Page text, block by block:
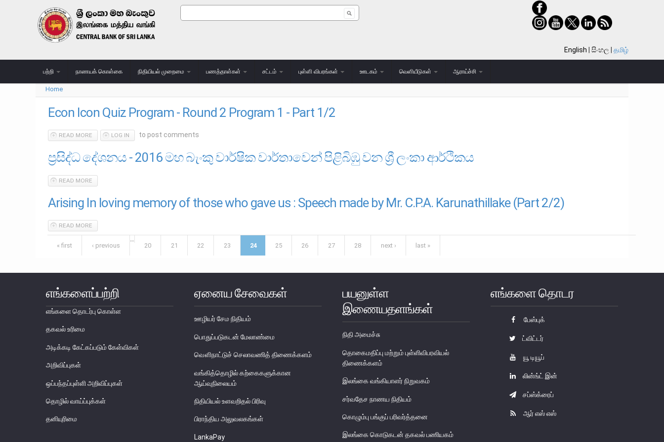
Search form
English සිංහල தமிழ்
பற்றி நாணயக் கொள்கை நிதியியல் முறைமை பணத்தாள்கள் சட்டம் புள்ளி விபரங்கள் ஊடகம் வெளியீடுகள் ஆராய்ச்சி
You are here
Home
Econ Icon Quiz Program - Round 2 Program 1 - Part 1/2
READ MORE ABOUT ECON ICON QUIZ PROGRAM - ROUND 2 PROGRAM 1 - PART 1/2
LOG IN to post comments
ප්‍රසිද්ධ දේශනය - 2016 මහ බැංකු වාර්ෂික වාර්තාවෙන් පිළිබිඹු වන ශ්‍රී ලංකා ආර්ථිකය
READ MORE
Arising In loving memory of those who gave us : Speech made by Mr. C.P.A. Karunathillake (Part 2/2)
READ MORE
Pages
« first ‹ previous
…
20
21 22 23 24 25 26 27 28 next › last »
எங்களைப்பற்றி
எங்களை தொடர்பு கொள்ள
தகவல் உரிமை
அடிக்கடி கேட்கப்படும் கேள்விகள்
அறிவிப்புகள்
ஒப்பந்தப்புள்ளி அறிவிப்புகள்
தொழில் வாய்ப்புக்கள்
தனியுரிமை
ஏனைய சேவைகள்
ஊழியர் சேம நிதியம்
பொதுப்படுகடன் மேலாண்மை
வௌிநாட்டுச் செலாவணித் திணைக்களம்
வங்கித்தொழில் கற்கைகளுக்கான
ஆய்வுநிலையம்
நிதியியல் உளவறிதல் பிரிவு
பிராந்திய அலுவலகங்கள்
LankaPay
பயனுள்ள
இணையதளங்கள்
நிதி அமைச்சு
தொகைமதிப்பு மற்றும் புள்ளிவிபரவியல்
திணைக்களம்
இலங்கை வங்கியாளர் நிறுவகம்
சர்வதேச நாணய நிதியம்
கொழும்பு பங்குப் பரிவர்த்தனை
இலங்கை கொடுகடன் தகவல் பணியகம்
எங்களை தொடர
பேஸ்புக்
ட்விட்டர்
யூ டியூப்
லின்ங்ட் இன்
சப்ஸ்க்ரைப்
ஆர் எஸ் எஸ்